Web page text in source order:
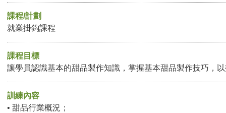
課程/計劃
就業掛鈎課程
課程目標
讓學員認識基本的甜品製作知識，掌握基本甜品製作技巧，
訓練內容
• 甜品行業概況；